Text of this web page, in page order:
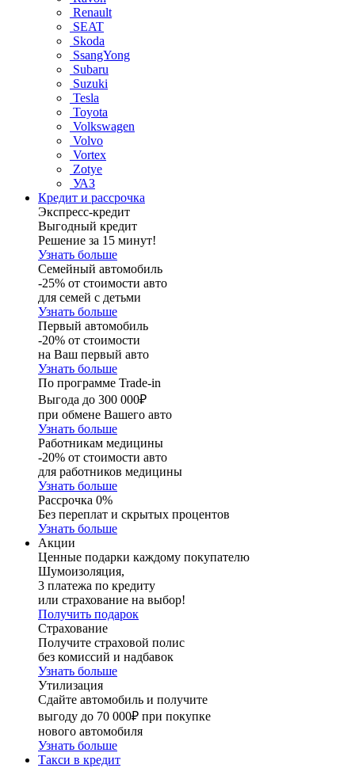
Renault
SEAT
Skoda
SsangYong
Subaru
Suzuki
Tesla
Toyota
Volkswagen
Volvo
Vortex
Zotye
УАЗ
Кредит и рассрочка
Экспресс-кредит
Выгодный кредит
Решение за 15 минут!
Узнать больше
Семейный автомобиль
-25% от стоимости авто
для семей с детьми
Узнать больше
Первый автомобиль
-20% от стоимости
на Ваш первый авто
Узнать больше
По программе Trade-in
Выгода до 300 000₽
при обмене Вашего авто
Узнать больше
Работникам медицины
-20% от стоимости авто
для работников медицины
Узнать больше
Рассрочка 0%
Без переплат и скрытых процентов
Узнать больше
Акции
Ценные подарки каждому покупателю
Шумоизоляция,
3 платежа по кредиту
или страхование на выбор!
Получить подарок
Страхование
Получите страховой полис
без комиссий и надбавок
Узнать больше
Утилизация
Сдайте автомобиль и получите
выгоду до 70 000₽ при покупке
нового автомобиля
Узнать больше
Такси в кредит